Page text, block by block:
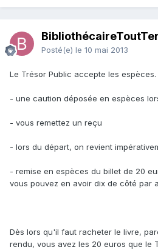
Posté(e) le 10 mai 2013
Le Trésor Public accepte les
- une caution déposée en espèces
- vous remettez un reçu
- lors du départ, on revient
- remise en espèces du billet de 20
vous pouvez en avoir dix de côté par
Dès lors qu'il faut racheter le livre,
rendu, vous avez les 20 euros que le